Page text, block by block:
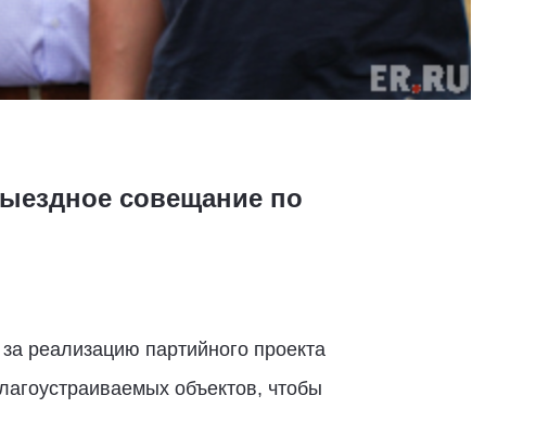
совещание по
реализацию партийного проекта
объектов, чтобы